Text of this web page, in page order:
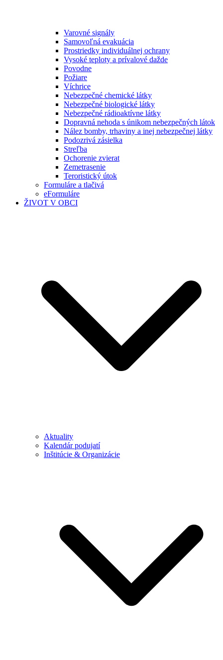
Varovné signály
Samovoľná evakuácia
Prostriedky individuálnej ochrany
Vysoké teploty a prívalové dažde
Povodne
Požiare
Víchrice
Nebezpečné chemické látky
Nebezpečné biologické látky
Nebezpečné rádioaktívne látky
Dopravná nehoda s únikom nebezpečných látok
Nález bomby, trhaviny a inej nebezpečnej látky
Podozrivá zásielka
Streľba
Ochorenie zvierat
Zemetrasenie
Teroristický útok
Formuláre a tlačivá
eFormuláre
ŽIVOT V OBCI
Aktuality
Kalendár podujatí
Inštitúcie & Organizácie